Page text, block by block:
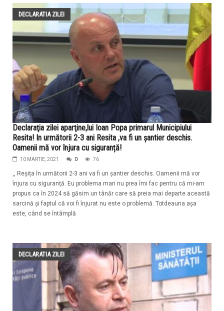
DECLARATIA ZILEI
Declaraţia zilei aparţine,lui Ioan Popa primarul Municipiului
Resita! In următorii 2-3 ani Resita ,va fi un șantier deschis.
Oamenii mă vor înjura cu siguranță!
10 MARTIE, 2021 0 76
,, Reșița în următorii 2-3 ani va fi un șantier deschis. Oamenii mă vor
înjura cu siguranță. Eu problema mari nu prea îmi fac pentru că mi-am
propus ca în 2024 să găsim un tânăr care să preia mai departe această
sarcină și faptul că voi fi înjurat nu este o problemă. Totdeauna așa
este, când se întâmplă
DECLARATIA ZILEI